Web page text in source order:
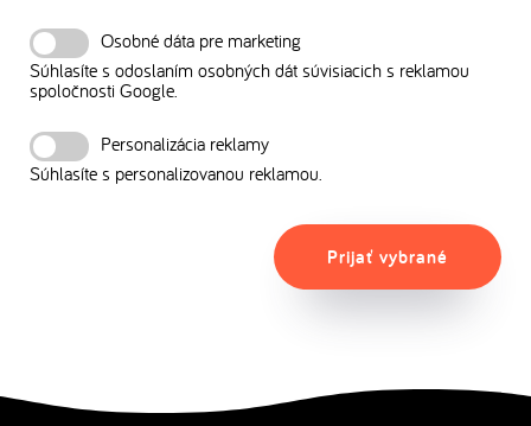
Osobné dáta pre marketing
Súhlasíte s odoslaním osobných dát súvisiacich s reklamou
spoločnosti Google.
Personalizácia reklamy
Súhlasíte s personalizovanou reklamou.
Prijať vybrané